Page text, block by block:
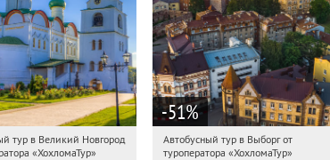
Купили:2
тур в Великий Новгород
«ХохломаТур»
-51%
03:45:34 Купили:
Автобусный тур в Выборг от
туроператора «ХохломаТур»